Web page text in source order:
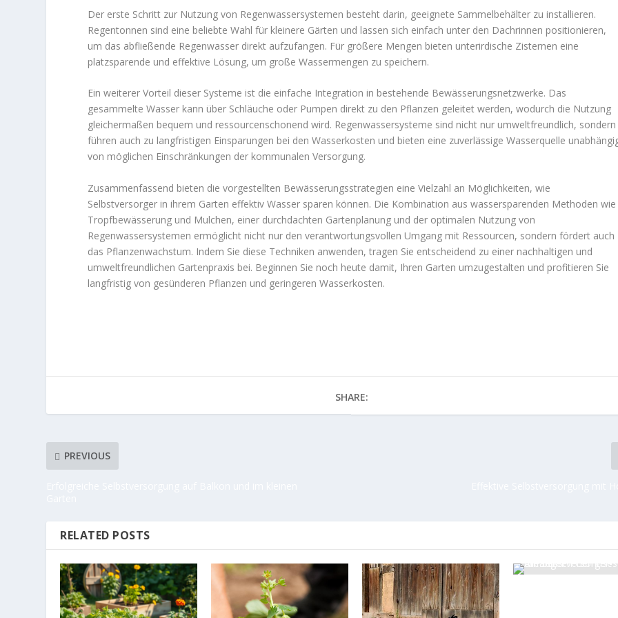
Der erste Schritt zur Nutzung von Regenwassersystemen besteht darin, geeignete Sammelbehälter zu installieren.
Regentonnen sind eine beliebte Wahl für kleinere Gärten und lassen sich einfach unter den Dachrinnen positionieren,
um das abfließende Regenwasser direkt aufzufangen. Für größere Mengen bieten unterirdische Zisternen eine
platzsparende und effektive Lösung, um große Wassermengen zu speichern.
Ein weiterer Vorteil dieser Systeme ist die einfache Integration in bestehende Bewässerungsnetzwerke. Das
gesammelte Wasser kann über Schläuche oder Pumpen direkt zu den Pflanzen geleitet werden, wodurch die Nutzung
gleichermaßen bequem und ressourcenschonend wird. Regenwassersysteme sind nicht nur umweltfreundlich, sondern
führen auch zu langfristigen Einsparungen bei den Wasserkosten und bieten eine zuverlässige Wasserquelle
von möglichen Einschränkungen der kommunalen Versorgung.
Zusammenfassend bieten die vorgestellten Bewässerungsstrategien eine Vielzahl an Möglichkeiten, wie
Selbstversorger in ihrem Garten effektiv Wasser sparen können. Die Kombination aus wassersparenden Methoden wie
Tropfbewässerung und Mulchen, einer durchdachten Gartenplanung und der optimalen Nutzung von
Regenwassersystemen ermöglicht nicht nur den verantwortungsvollen Umgang mit Ressourcen, sondern fördert auch
das Pflanzenwachstum. Indem Sie diese Techniken anwenden, tragen Sie entscheidend zu einer nachhaltigen und
umweltfreundlichen Gartenpraxis bei. Beginnen Sie noch heute damit, Ihren Garten umzugestalten und profitieren Sie
langfristig von gesünderen Pflanzen und geringeren Wasserkosten.
SHARE:
PREVIOUS
RELATED POSTS